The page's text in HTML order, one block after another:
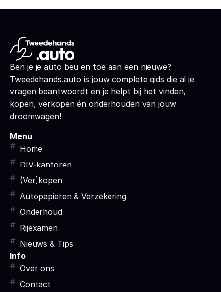
Ben je je auto beu en toe aan een nieuwe?
Tweedehands.auto is jouw complete gids die al je
vragen beantwoordt en je helpt bij het vinden,
kopen, verkopen én onderhouden van jouw
droomwagen!
Menu
Home
DIV-kantoren
(Ver)kopen
Autopapieren & Verzekering
Onderhoud
Rijexamen
Nieuws & Tips
Info
Over ons
Contact